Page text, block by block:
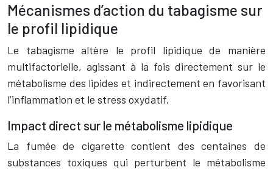
Mécanismes d’action du tabagisme sur
le profil lipidique
Le tabagisme altère le profil lipidique de manière
multifactorielle, agissant à la fois directement sur le
métabolisme des lipides et indirectement en favorisant
l’inflammation et le stress oxydatif.
Impact direct sur le métabolisme lipidique
La fumée de cigarette contient des centaines de
substances toxiques qui perturbent le métabolisme